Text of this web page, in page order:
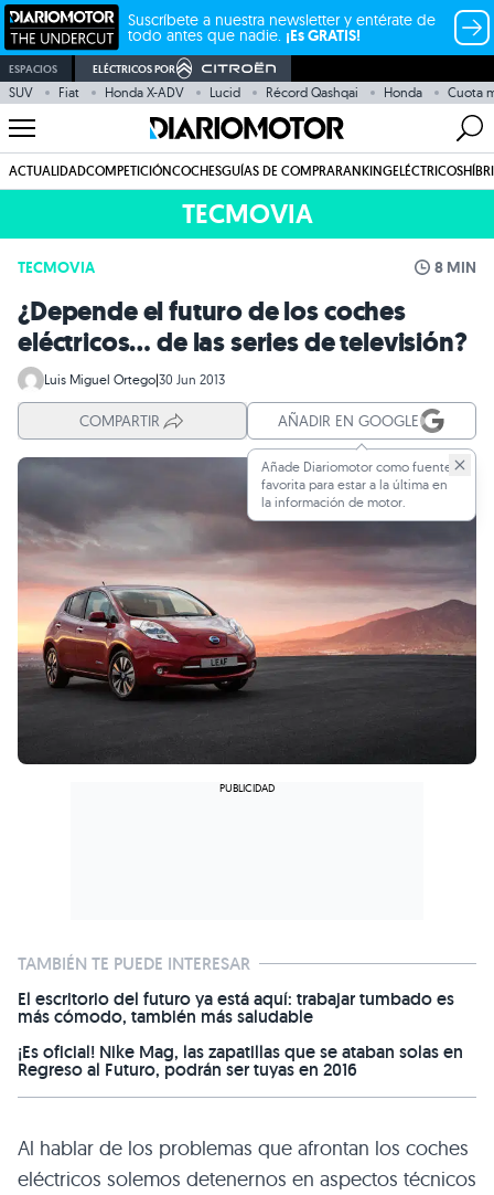
Suscríbete a nuestra newsletter y entérate de
todo antes que nadie. ¡Es GRATIS!
ESPACIOS ELÉCTRICOS POR
SUV Fiat Honda X-ADV Lucid Récord Qashqai Honda Cuota
ACTUALIDADCOMPETICIÓNCOCHESGUÍAS DE COMPRARANKINGELÉCTRICOS
TECMOVIA
TECMOVIA 8 MIN
¿Depende el futuro de los coches
eléctricos… de las series de televisión?
Luis Miguel Ortego|30 Jun 2013
COMPARTIR AÑADIR EN GOOGLE
Añade Diariomotor como fuente
favorita para estar a la última en
la información de motor.
TAMBIÉN TE PUEDE INTERESAR
El escritorio del futuro ya está aquí: trabajar tumbado es
más cómodo, también más saludable
¡Es oficial! Nike Mag, las zapatillas que se ataban solas en
Regreso al Futuro, podrán ser tuyas en 2016
Al hablar de los problemas que afrontan los coches
eléctricos solemos detenernos en aspectos técnicos